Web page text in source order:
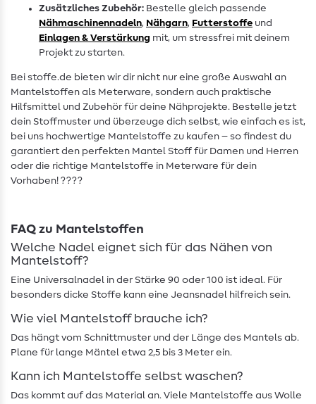
Zusätzliches Zubehör: Bestelle gleich passende
Nähmaschinennadeln, Nähgarn, Futterstoffe und
Einlagen & Verstärkung mit, um stressfrei mit deinem
Projekt zu starten.
Bei stoffe.de bieten wir dir nicht nur eine große Auswahl an
Mantelstoffen als Meterware, sondern auch praktische
Hilfsmittel und Zubehör für deine Nähprojekte. Bestelle jetzt
dein Stoffmuster und überzeuge dich selbst, wie einfach es ist,
bei uns hochwertige Mantelstoffe zu kaufen – so findest du
garantiert den perfekten Mantel Stoff für Damen und Herren
oder die richtige Mantelstoffe in Meterware für dein
Vorhaben! ????
FAQ zu Mantelstoffen
Welche Nadel eignet sich für das Nähen von
Mantelstoff?
Eine Universalnadel in der Stärke 90 oder 100 ist ideal. Für
besonders dicke Stoffe kann eine Jeansnadel hilfreich sein.
Wie viel Mantelstoff brauche ich?
Das hängt vom Schnittmuster und der Länge des Mantels ab.
Plane für lange Mäntel etwa 2,5 bis 3 Meter ein.
Kann ich Mantelstoffe selbst waschen?
Das kommt auf das Material an. Viele Mantelstoffe aus Wolle